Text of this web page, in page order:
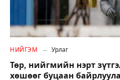
НИЙГЭМ Урлаг
Төр, нийгмийн нэрт
хөшөөг буцаан